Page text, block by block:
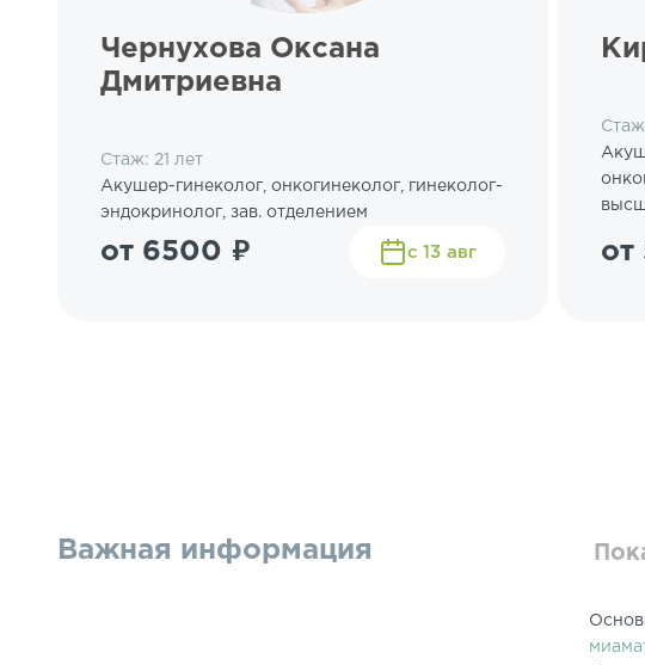
Чернухова Оксана
Дмитриевна
Стаж: 21 лет
Акушер-гинеколог, онкогинеколог, гинеколог-
эндокринолог, зав. отделением
от 6500 ₽ с 13 авг от
Важная информация